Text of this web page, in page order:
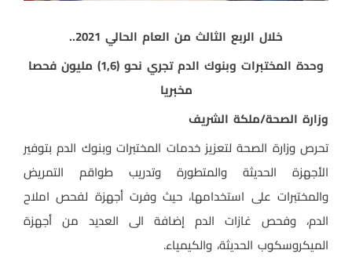
خلال الربع الثالث من العام الحالي 2021..
وحدة المختبرات وبنوك الدم تجري نحو (1,6) مليون فحصا
مخبريا
وزارة الصحة/ملكة الشريف
تحرص وزارة الصحة لتعزيز خدمات المختبرات وبنوك الدم بتوفير
الأجهزة الحديثة والمتطورة وتدريب طواقم التمريض
والمختبرات على استخدامها، حيث وفرت أجهزة لفحص املاح
الدم، وفحص غازات الدم إضافة الى العديد من أجهزة
الميكروسكوب الحديثة، والكيمياء.